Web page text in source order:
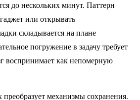
до нескольких минут. Паттерн
или открывать
складывается на плане
погружение в задачу требует
воспринимает как непомерную
механизмы сохранения.